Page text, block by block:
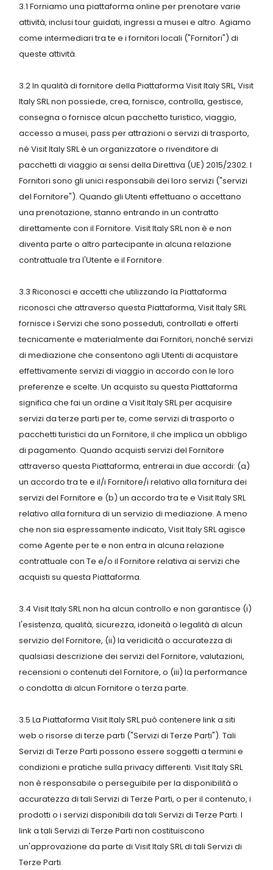
3.1 Forniamo una piattaforma online per prenotare varie
attività, inclusi tour guidati, ingressi a musei e altro. Agiamo
come intermediari tra te e i fornitori locali ("Fornitori") di
queste attività.
3.2 In qualità di fornitore della Piattaforma Visit Italy SRL, Visit
Italy SRL non possiede, crea, fornisce, controlla, gestisce,
consegna o fornisce alcun pacchetto turistico, viaggio,
accesso a musei, pass per attrazioni o servizi di trasporto,
né Visit Italy SRL è un organizzatore o rivenditore di
pacchetti di viaggio ai sensi della Direttiva (UE) 2015/2302. I
Fornitori sono gli unici responsabili dei loro servizi ("servizi
del Fornitore"). Quando gli Utenti effettuano o accettano
una prenotazione, stanno entrando in un contratto
direttamente con il Fornitore. Visit Italy SRL non è e non
diventa parte o altro partecipante in alcuna relazione
contrattuale tra l'Utente e il Fornitore.
3.3 Riconosci e accetti che utilizzando la Piattaforma
riconosci che attraverso questa Piattaforma, Visit Italy SRL
fornisce i Servizi che sono posseduti, controllati e offerti
tecnicamente e materialmente dai Fornitori, nonché servizi
di mediazione che consentono agli Utenti di acquistare
effettivamente servizi di viaggio in accordo con le loro
preferenze e scelte. Un acquisto su questa Piattaforma
significa che fai un ordine a Visit Italy SRL per acquisire
servizi da terze parti per te, come servizi di trasporto o
pacchetti turistici da un Fornitore, il che implica un obbligo
di pagamento. Quando acquisti servizi del Fornitore
attraverso questa Piattaforma, entrerai in due accordi: (a)
un accordo tra te e il/i Fornitore/i relativo alla fornitura dei
servizi del Fornitore e (b) un accordo tra te e Visit Italy SRL
relativo alla fornitura di un servizio di mediazione. A meno
che non sia espressamente indicato, Visit Italy SRL agisce
come Agente per te e non entra in alcuna relazione
contrattuale con Te e/o il Fornitore relativa ai servizi che
acquisti su questa Piattaforma.
3.4 Visit Italy SRL non ha alcun controllo e non garantisce (i)
l'esistenza, qualità, sicurezza, idoneità o legalità di alcun
servizio del Fornitore, (ii) la veridicità o accuratezza di
qualsiasi descrizione dei servizi del Fornitore, valutazioni,
recensioni o contenuti del Fornitore, o (iii) la performance
o condotta di alcun Fornitore o terza parte.
3.5 La Piattaforma Visit Italy SRL può contenere link a siti
web o risorse di terze parti ("Servizi di Terze Parti"). Tali
Servizi di Terze Parti possono essere soggetti a termini e
condizioni e pratiche sulla privacy differenti. Visit Italy SRL
non è responsabile o perseguibile per la disponibilità o
accuratezza di tali Servizi di Terze Parti, o per il contenuto, i
prodotti o i servizi disponibili da tali Servizi di Terze Parti. I
link a tali Servizi di Terze Parti non costituiscono
un'approvazione da parte di Visit Italy SRL di tali Servizi di
Terze Parti.